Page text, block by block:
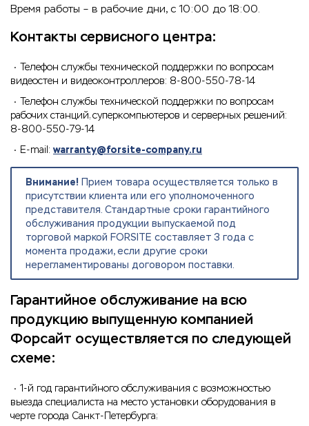
Время работы – в рабочие дни, с 10:00 до 18:00.
Контакты сервисного центра:
Телефон службы технической поддержки по вопросам
видеостен и видеоконтроллеров: 8-800-550-78-14
Телефон службы технической поддержки по вопросам
рабочих станций, суперкомпьютеров и серверных решений:
8-800-550-79-14
E-mail: warranty@forsite-company.ru
Внимание! Прием товара осуществляется только в
присутствии клиента или его уполномоченного
представителя. Стандартные сроки гарантийного
обслуживания продукции выпускаемой под
торговой маркой FORSITE составляет 3 года с
момента продажи, если другие сроки
нерегламентированы договором поставки.
Гарантийное обслуживание на всю
продукцию выпущенную компанией
Форсайт осуществляется по следующей
схеме:
1-й год гарантийного обслуживания с возможностью
выезда специалиста на место установки оборудования в
черте города Санкт-Петербурга;